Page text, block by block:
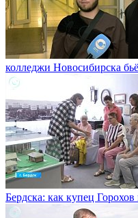
колледжи Новосибирска
Бердска: как купец